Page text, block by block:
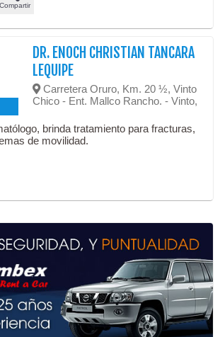
Compartir
DR. ENOCH CHRISTIAN TANCARA
LEQUIPE
Carretera Oruro, Km. 20 ½, Vinto
Chico - Ent. Mallco Rancho. - Vinto,
brinda tratamiento para fracturas,
de movilidad.